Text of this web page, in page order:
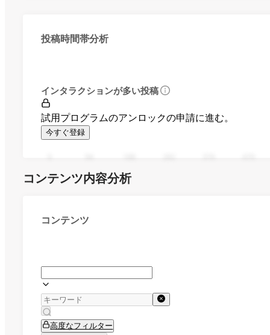
投稿時間帯分析
インタラクションが多い投稿
試用プログラムのアンロックの申請に進む。
今すぐ登録
コンテンツ内容分析
コンテンツ
高度なフィルター